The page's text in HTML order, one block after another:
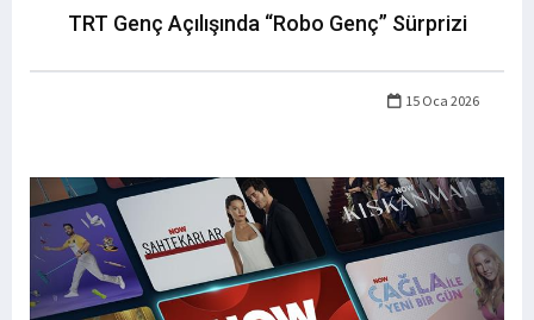
TRT Genç Açılışında “Robo Genç” Sürprizi
15 Oca 2026